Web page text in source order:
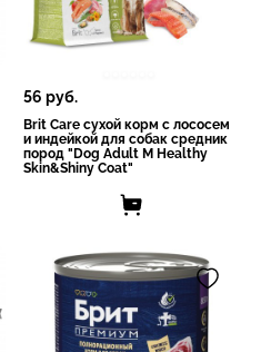
56 руб.
Brit Care сухой корм с лососем
и индейкой для собак средник
пород "Dog Adult M Healthy
Skin&Shiny Coat"